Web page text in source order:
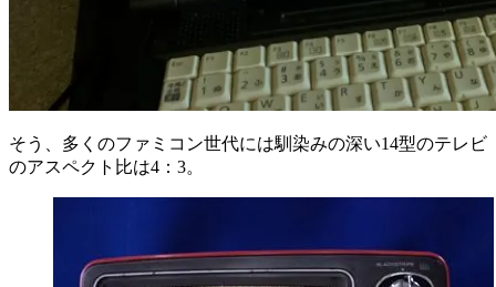
そう、多くのファミコン世代には馴染みの深い14型のテレビ
のアスペクト比は4：3。